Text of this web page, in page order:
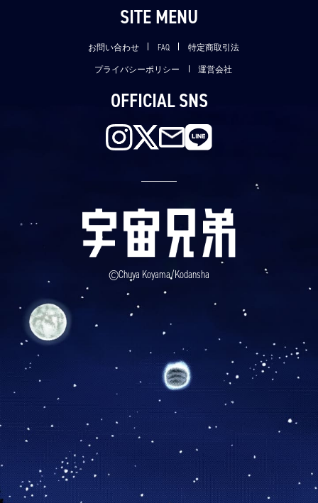
SITE MENU
お問い合わせ FAQ 特定商取引法
プライバシーポリシー 運営会社
OFFICIAL SNS
©Chuya Koyama/Kodansha